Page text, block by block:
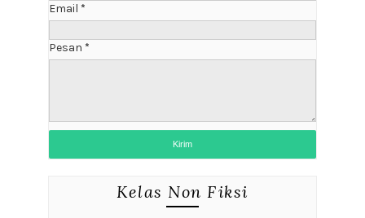
Email *
Pesan *
Kelas Non Fiksi